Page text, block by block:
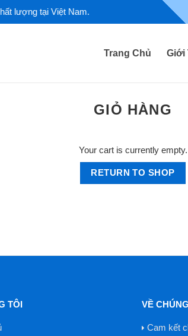
lượng tại Việt Nam.
Trang Chủ Giới
GIỎ HÀNG
Your cart is currently empty.
RETURN TO SHOP
TÔI VỀ
Cam kết